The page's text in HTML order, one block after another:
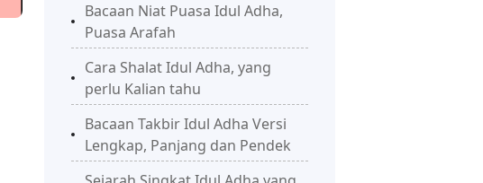
Bacaan Niat Puasa Idul Adha,
Puasa Arafah
Cara Shalat Idul Adha, yang
perlu Kalian tahu
Bacaan Takbir Idul Adha Versi
Lengkap, Panjang dan Pendek